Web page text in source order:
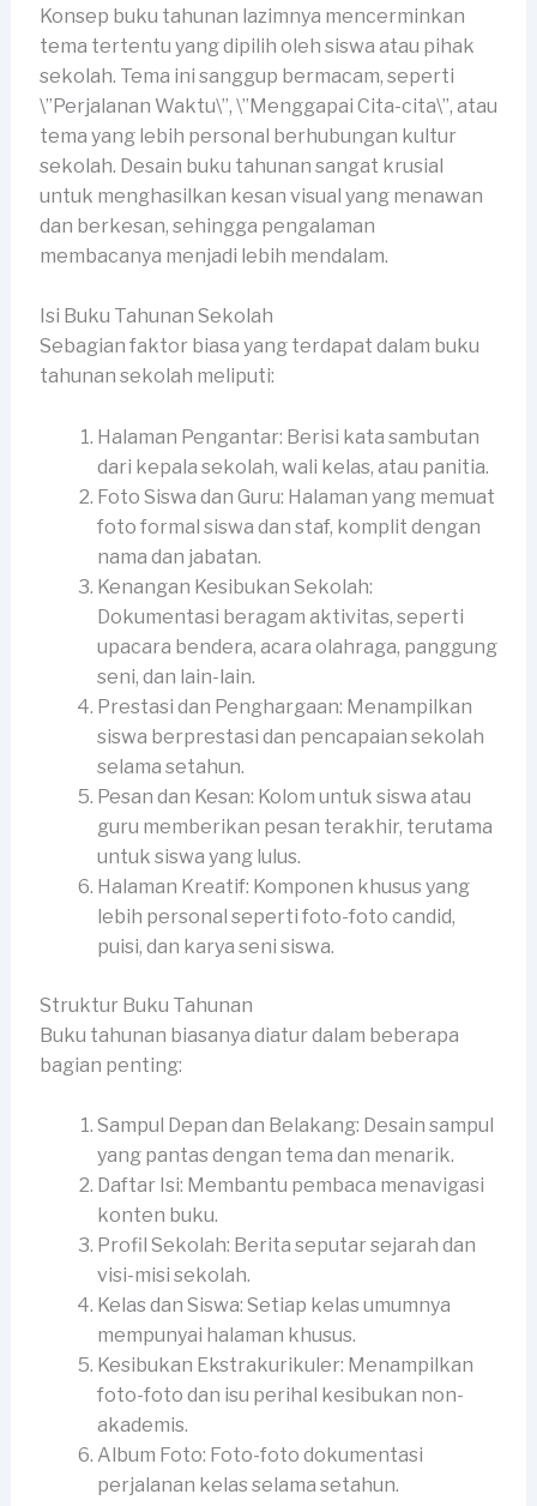
Konsep buku tahunan lazimnya mencerminkan
tema tertentu yang dipilih oleh siswa atau pihak
sekolah. Tema ini sanggup bermacam, seperti
\”Perjalanan Waktu\”, \”Menggapai Cita-cita\”, atau
tema yang lebih personal berhubungan kultur
sekolah. Desain buku tahunan sangat krusial
untuk menghasilkan kesan visual yang menawan
dan berkesan, sehingga pengalaman
membacanya menjadi lebih mendalam.
Isi Buku Tahunan Sekolah
Sebagian faktor biasa yang terdapat dalam buku
tahunan sekolah meliputi:
Halaman Pengantar: Berisi kata sambutan
dari kepala sekolah, wali kelas, atau panitia.
Foto Siswa dan Guru: Halaman yang memuat
foto formal siswa dan staf, komplit dengan
nama dan jabatan.
Kenangan Kesibukan Sekolah:
Dokumentasi beragam aktivitas, seperti
upacara bendera, acara olahraga, panggung
seni, dan lain-lain.
Prestasi dan Penghargaan: Menampilkan
siswa berprestasi dan pencapaian sekolah
selama setahun.
Pesan dan Kesan: Kolom untuk siswa atau
guru memberikan pesan terakhir, terutama
untuk siswa yang lulus.
Halaman Kreatif: Komponen khusus yang
lebih personal seperti foto-foto candid,
puisi, dan karya seni siswa.
Struktur Buku Tahunan
Buku tahunan biasanya diatur dalam beberapa
bagian penting:
Sampul Depan dan Belakang: Desain sampul
yang pantas dengan tema dan menarik.
Daftar Isi: Membantu pembaca menavigasi
konten buku.
Profil Sekolah: Berita seputar sejarah dan
visi-misi sekolah.
Kelas dan Siswa: Setiap kelas umumnya
mempunyai halaman khusus.
Kesibukan Ekstrakurikuler: Menampilkan
foto-foto dan isu perihal kesibukan non-
akademis.
Album Foto: Foto-foto dokumentasi
perjalanan kelas selama setahun.